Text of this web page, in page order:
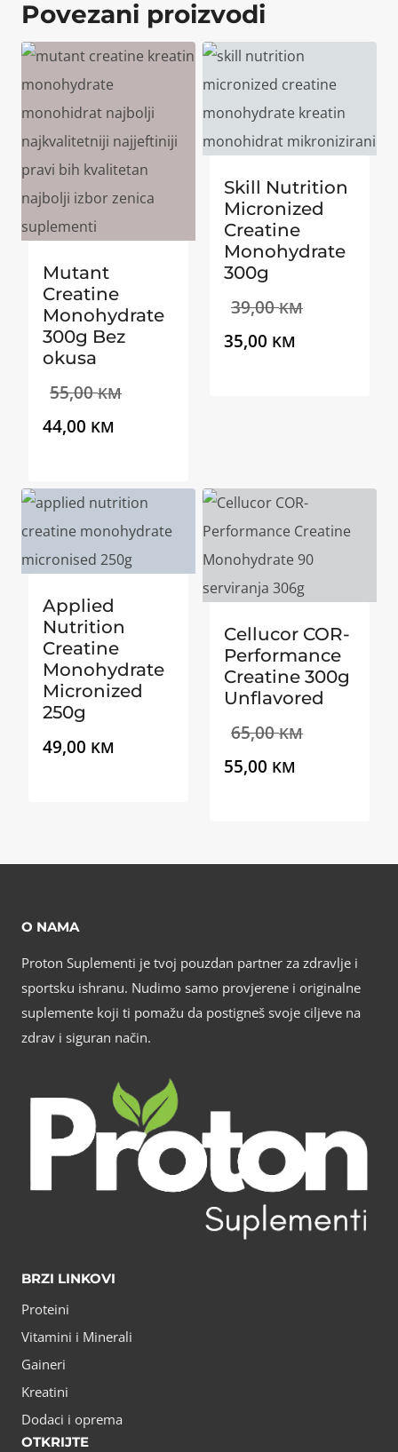
Povezani proizvodi
Mutant
Creatine
Monohydrate
300g Bez
okusa
55,00KMIzvorna
je:
55,00 KM.
44,00 KM
je:
44,00 KM.
Skill Nutrition
Micronized
Creatine
Monohydrate
300g
39,00KMIzvorna
35,00 KM
Applied
Nutrition
Creatine
Monohydrate
Micronized
250g
49,00 KM
Cellucor COR-
Performance
Creatine 300g
Unflavored
65,00KMIzvorna
65,00 KM.
55,00 KM
55,00 KM.
O NAMA
Proton Suplementi je tvoj pouzdan partner za zdravlje i
sportsku ishranu. Nudimo samo provjerene i originalne
suplemente koji ti pomažu da postigneš svoje ciljeve na
zdrav i siguran način.
BRZI LINKOVI
Proteini
Vitamini i Minerali
Gaineri
Kreatini
Dodaci i oprema
OTKRIJTE